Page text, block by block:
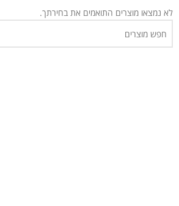
לא נמצאו מוצרים התואמים את בחירתך.